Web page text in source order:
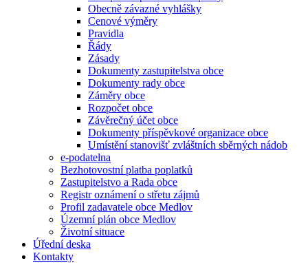
Obecně závazné vyhlášky
Cenové výměry
Pravidla
Řády
Zásady
Dokumenty zastupitelstva obce
Dokumenty rady obce
Záměry obce
Rozpočet obce
Závěrečný účet obce
Dokumenty příspěvkové organizace obce
Umístění stanovišť zvláštních sběrných nádob
e-podatelna
Bezhotovostní platba poplatků
Zastupitelstvo a Rada obce
Registr oznámení o střetu zájmů
Profil zadavatele obce Medlov
Územní plán obce Medlov
Životní situace
Úřední deska
Kontakty